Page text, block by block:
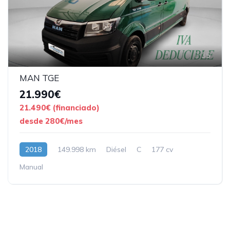
35
MAN TGE
21.990€
21.490€ (financiado)
desde 280€/mes
2018 149.998 km Diésel C
177 cv
Manual